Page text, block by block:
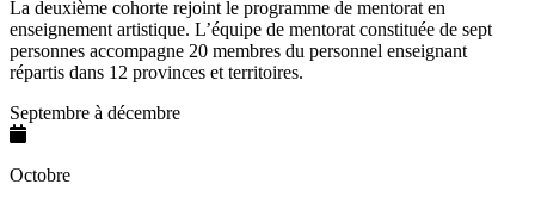
La deuxième cohorte rejoint le programme de mentorat en
enseignement artistique. L’équipe de mentorat constituée de sept
personnes accompagne 20 membres du personnel enseignant
répartis dans 12 provinces et territoires.
Septembre à décembre
Octobre